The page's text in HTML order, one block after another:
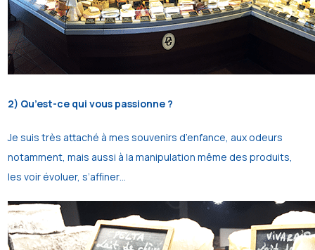
2) Qu’est-ce qui vous passionne ?
Je suis très attaché à mes souvenirs d’enfance, aux odeurs
notamment, mais aussi à la manipulation même des produits,
les voir évoluer, s’affiner…